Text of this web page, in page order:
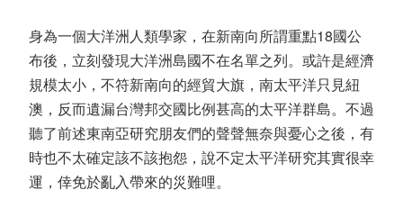
身為一個大洋洲人類學家，在新南向所謂重點18國公
布後，立刻發現大洋洲島國不在名單之列。或許是經濟
規模太小，不符新南向的經貿大旗，南太平洋只見紐
澳，反而遺漏台灣邦交國比例甚高的太平洋群島。不過
聽了前述東南亞研究朋友們的聲聲無奈與憂心之後，有
時也不太確定該不該抱怨，說不定太平洋研究其實很幸
運，倖免於亂入帶來的災難哩。